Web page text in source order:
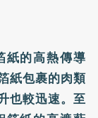
紙的高熱傳導
紙包裹的肉類
也較迅速。至